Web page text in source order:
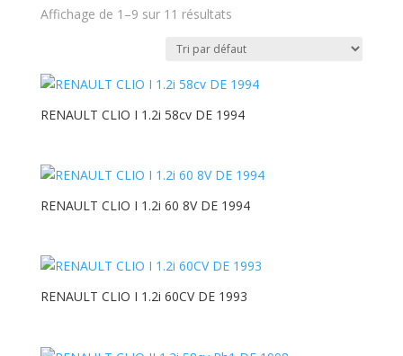
Affichage de 1–9 sur 11 résultats
RENAULT CLIO I 1.2i 58cv DE 1994
RENAULT CLIO I 1.2i 60 8V DE 1994
RENAULT CLIO I 1.2i 60CV DE 1993